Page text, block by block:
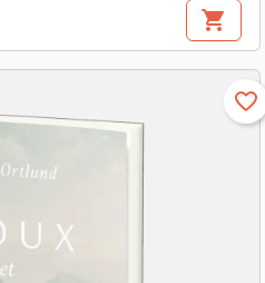
shopping_cart
favorite_border